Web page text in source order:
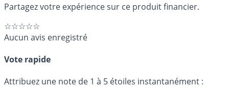
Partagez votre expérience sur ce produit financier.
☆☆☆☆☆
Aucun avis enregistré
Vote rapide
Attribuez une note de 1 à 5 étoiles instantanément :